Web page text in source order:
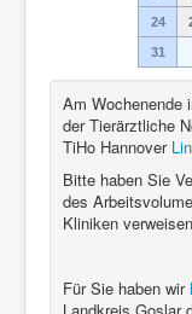
24
31
Am Wochenende
der Tierärztliche
TiHo Hannover
Bitte haben Sie
des
Kliniken
Für Sie haben wir